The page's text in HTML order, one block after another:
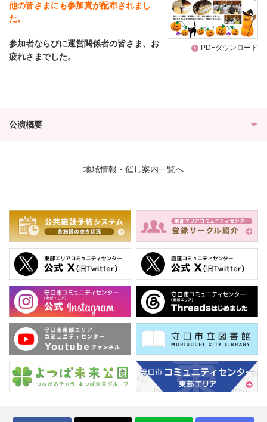
他の皆さまにも参加賞が配布されまし
た。
参加者ならびに運営関係者の皆さま、お
疲れさまでした。
PDFダウンロード
公演概要
地域情報・催し案内一覧へ